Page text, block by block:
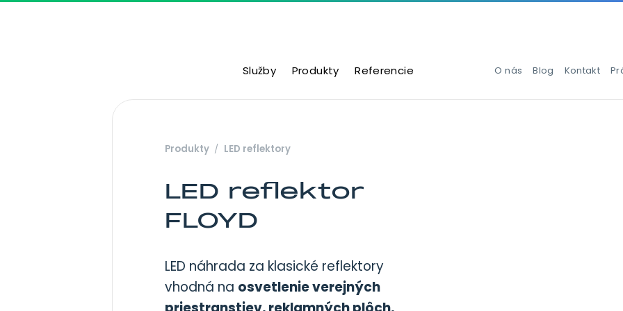
Služby Produkty Referencie O nás Blog Kontakt
Produkty LED reflektory
LED reflektor
FLOYD
LED náhrada za klasické reflektory
vhodná na osvetlenie verejných